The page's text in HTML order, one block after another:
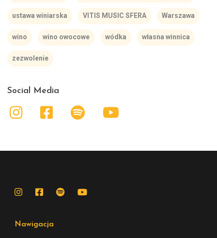
ustawa winiarska VITIS MUSIC SFERA Warszawa
wino wino owocowe wódka własna winnica
zezwolenie
Social Media
Nawigacja